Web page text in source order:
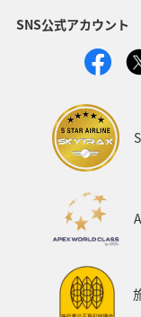
静岡県 鹿児島
アオリイカ 宮
イワナ 秋田県
群馬県 マイル
和歌山
千葉県 アマゴ
岐阜県 ワーケ
SNS公式アカウント